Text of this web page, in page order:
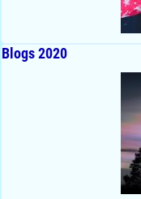
Blogs 2020